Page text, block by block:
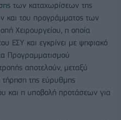
των καταχωρίσεων της
και του προγράμματος των
Χειρουργείου, η οποία
ΕΣΥ και εγκρίνει με ψηφιακό
Προγραμματισμού
αποτελούν, μεταξύ
της εύρυθμης
και η υποβολή προτάσεων για